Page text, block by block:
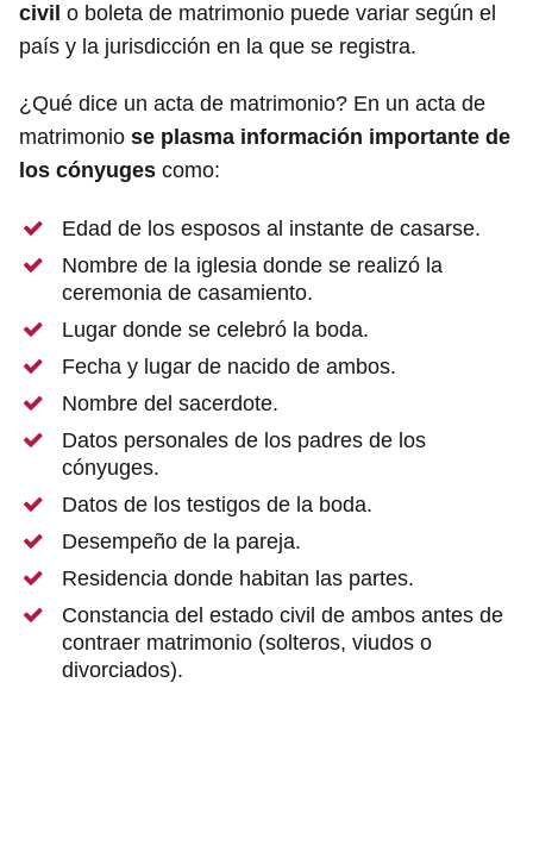
civil o boleta de matrimonio puede variar según el
país y la jurisdicción en la que se registra.
¿Qué dice un acta de matrimonio? En un acta de
matrimonio se plasma información importante de
los cónyuges como:
Edad de los esposos al instante de casarse.
Nombre de la iglesia donde se realizó la
ceremonia de casamiento.
Lugar donde se celebró la boda.
Fecha y lugar de nacido de ambos.
Nombre del sacerdote.
Datos personales de los padres de los
cónyuges.
Datos de los testigos de la boda.
Desempeño de la pareja.
Residencia donde habitan las partes.
Constancia del estado civil de ambos antes de
contraer matrimonio (solteros, viudos o
divorciados).